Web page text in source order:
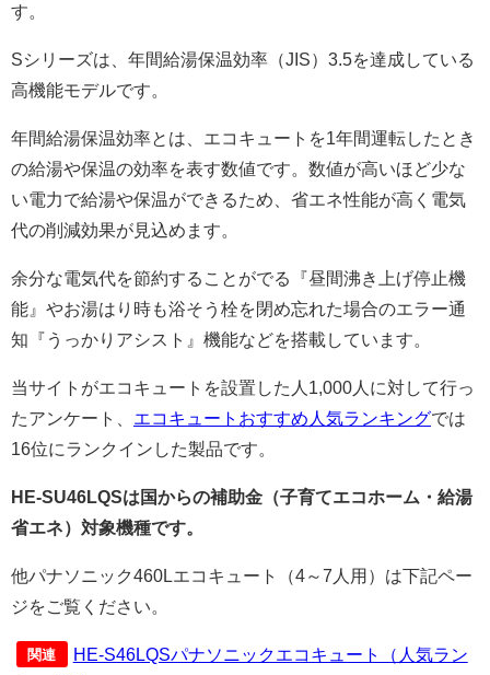
す。
Sシリーズは、年間給湯保温効率（JIS）3.5を達成している
高機能モデルです。
年間給湯保温効率とは、エコキュートを1年間運転したとき
の給湯や保温の効率を表す数値です。数値が高いほど少な
い電力で給湯や保温ができるため、省エネ性能が高く電気
代の削減効果が見込めます。
余分な電気代を節約することがでる『昼間沸き上げ停止機
能』やお湯はり時も浴そう栓を閉め忘れた場合のエラー通
知『うっかりアシスト』機能などを搭載しています。
当サイトがエコキュートを設置した人1,000人に対して行っ
たアンケート、
エコキュートおすすめ人気ランキングでは
16位にランクインした製品です。
HE-SU46LQSは国からの補助金（子育てエコホーム・給湯
省エネ）対象機種です。
他パナソニック460Lエコキュート（4～7人用）は下記ペー
ジをご覧ください。
関連
HE-S46LQSパナソニックエコキュート（人気ラン